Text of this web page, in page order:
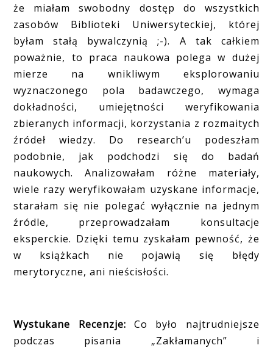
że miałam swobodny dostęp do wszystkich
zasobów Biblioteki Uniwersyteckiej, której
byłam stałą bywalczynią ;-). A tak całkiem
poważnie, to praca naukowa polega w dużej
mierze na wnikliwym eksplorowaniu
wyznaczonego pola badawczego, wymaga
dokładności, umiejętności weryfikowania
zbieranych informacji, korzystania z rozmaitych
źródeł wiedzy. Do research’u podeszłam
podobnie, jak podchodzi się do badań
naukowych. Analizowałam różne materiały,
wiele razy weryfikowałam uzyskane informacje,
starałam się nie polegać wyłącznie na jednym
źródle, przeprowadzałam konsultacje
eksperckie. Dzięki temu zyskałam pewność, że
w książkach nie pojawią się błędy
merytoryczne, ani nieścisłości.
Wystukane Recenzje: Co było najtrudniejsze
podczas pisania „Zakłamanych” i